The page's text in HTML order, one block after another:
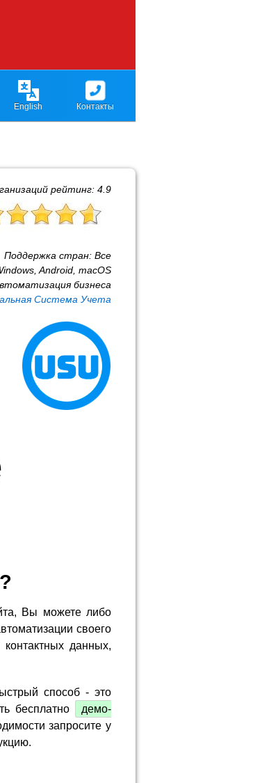
English Контакты
рейтинг: 4.9
Поддержка стран: Все
Android, macOS
бизнеса
Система Учета
Вы можете либо
своего
данных,
способ - это
бесплатно
демо-
запросите у